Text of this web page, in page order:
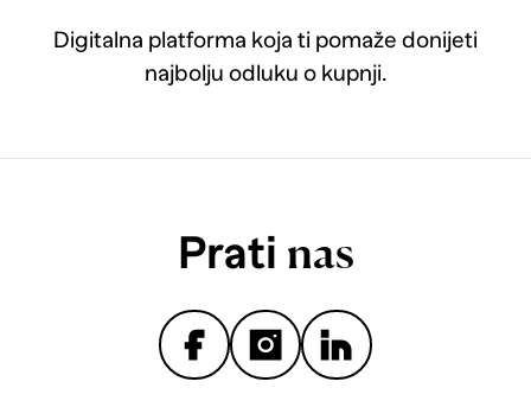
Digitalna platforma koja ti pomaže donijeti
najbolju odluku o kupnji.
Prati nas